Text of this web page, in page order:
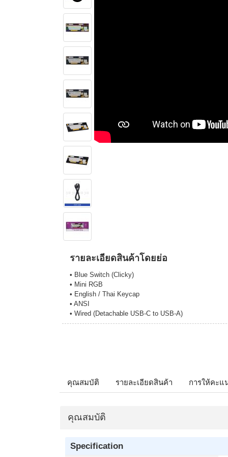
รายละเอียดสินค้าโดยย่อ
• Blue Switch (Clicky)
• Mini RGB
• English / Thai Keycap
• ANSI
• Wired (Detachable USB-C to USB-A)
คุณสมบัติ รายละเอียดสินค้า การให้คะแ
คุณสมบัติ
Specification